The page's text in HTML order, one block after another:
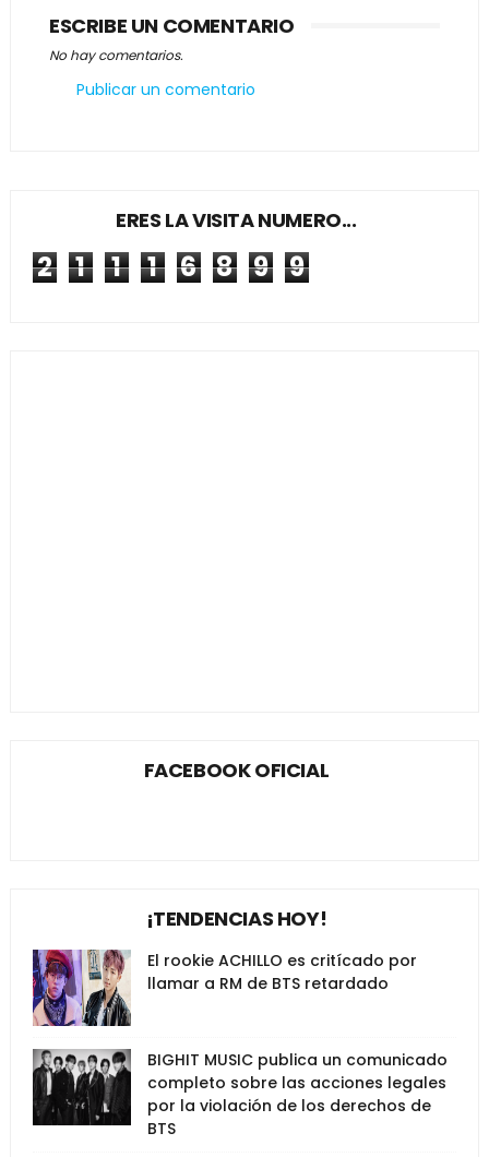
ESCRIBE UN COMENTARIO
No hay comentarios.
Publicar un comentario
ERES LA VISITA NUMERO...
2 1 1 1 6 8 9 9
FACEBOOK OFICIAL
¡TENDENCIAS HOY!
El rookie ACHILLO es critícado por
llamar a RM de BTS retardado
BIGHIT MUSIC publica un comunicado
completo sobre las acciones legales
por la violación de los derechos de
BTS